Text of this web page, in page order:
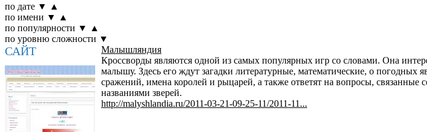
по дате ▼
▲
по имени ▼
▲
по популярности ▼
▲
по уровню сложности ▼
САЙТ
Малышляндия
Кроссворды являются одной из самых популярных игр со словами. Она
малышу. Здесь его ждут загадки литературные, математические, о погодных
сражений, имена королей и рыцарей, а также ответят на вопросы,
названиями зверей.
http://malyshlandia.ru/2011-03-21-09-25-11/2011-11...